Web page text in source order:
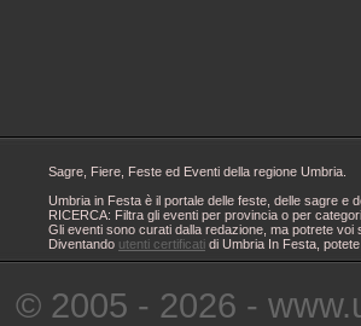
Sagre, Fiere, Feste ed Eventi della regione Umbria.
Umbria in Festa è il portale delle feste, delle sagre e
RICERCA: Filtra gli eventi per provincia o per
Gli eventi sono curati dalla redazione, ma potrete
Diventando utenti certificati di Umbria In Festa,
© 2005 - 2026 -